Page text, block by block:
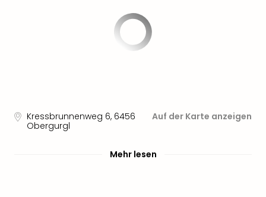
Kressbrunnenweg 6, 6456
Obergurgl
Auf der Karte anzeigen
Mehr lesen